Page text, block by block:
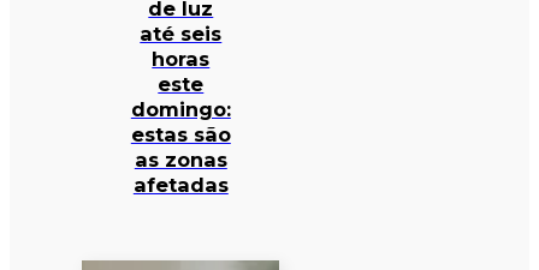
de luz
até seis
horas
este
domingo:
estas são
as zonas
afetadas